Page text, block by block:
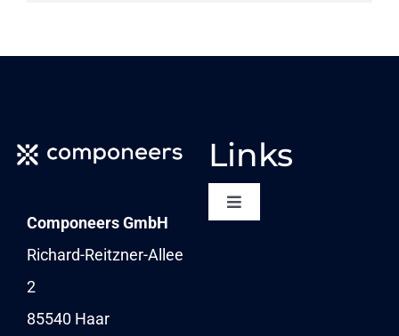
Componeers GmbH
Richard-Reitzner-Allee
2
85540 Haar
Links
Toggle
NEWSLETTER